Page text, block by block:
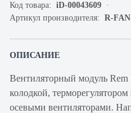
Код товара: iD-00043609
Артикул производителя: R-
ОПИСАНИЕ
Вентиляторный модуль
колодкой,
осевыми вентиляторами.